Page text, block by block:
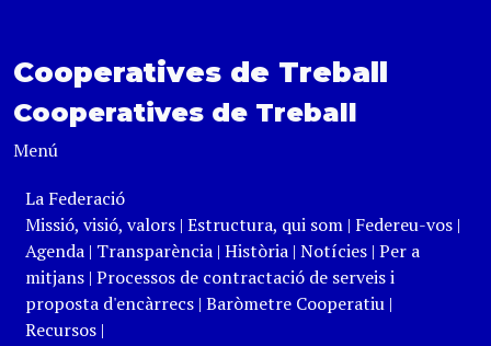
Cooperatives de Treball
Cooperatives de Treball
Menú
La Federació
Missió, visió, valors| Estructura, qui som| Federeu-vos|
Agenda | Transparència| Història| Notícies | Per a
mitjans| Processos de contractació de serveis i
proposta d'encàrrecs| Baròmetre Cooperatiu|
Recursos|